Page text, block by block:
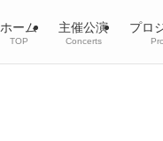
ホーム
TOP
主催公演
Concerts
プロ